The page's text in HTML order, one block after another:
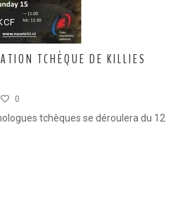
TCHÈQUE DE KILLIES
0
tchèques se déroulera du 12